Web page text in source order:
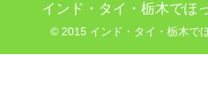
インド・タイ・栃木でほ
© 2015 インド・タイ・栃木で